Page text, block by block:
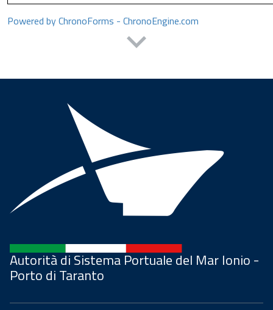
Powered by ChronoForms - ChronoEngine.com
Autorità di Sistema Portuale del Mar Ionio -
Porto di Taranto